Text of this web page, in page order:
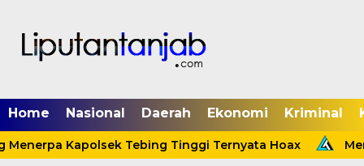
Home Nasional Daerah Ekonomi Kriminal
Kapolsek Tebing Tinggi Ternyata Hoax